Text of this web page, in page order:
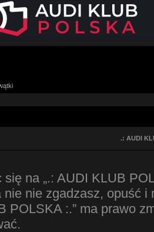
.: AUDI
się na „.: AUDI KLUB
nie zgadzasz, opuść i
POLSKA :.” ma prawo